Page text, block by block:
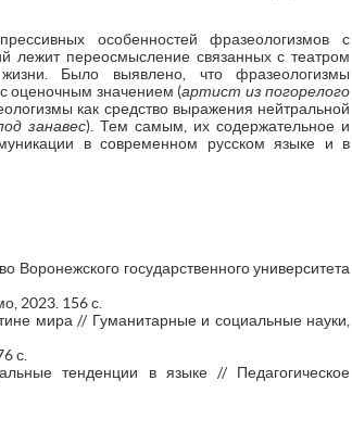
особенностей фразеологизмов с
лежит переосмысление связанных с театром
Было выявлено, что фразеологизмы
оценочным значением (артист из погорелого
как средство выражения нейтральной
занавес). Тем самым, их содержательное и
в современном русском языке и в
Воронежского государственного университета
2023. 156 с.
мира // Гуманитарные и социальные науки,
с.
тенденции в языке // Педагогическое